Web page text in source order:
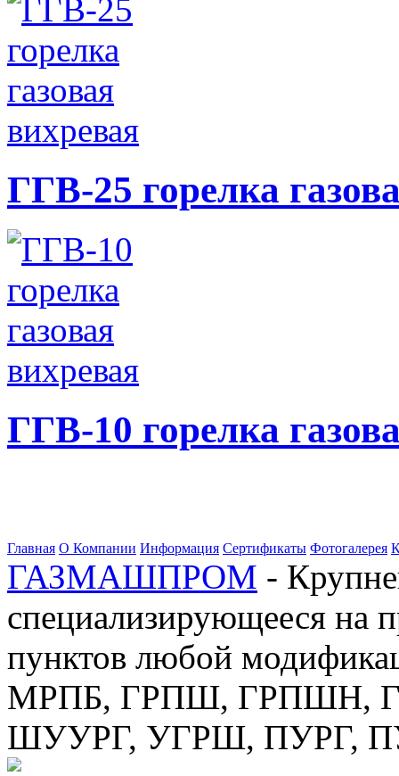
ГГВ-25 горелка
ГГВ-10 горелка
Главная О Компании Информация Сертификаты Фотогалерея
ГАЗМАШПРОМ -
специализирующееся на
пунктов любой
МРПБ, ГРПШ, ГРПШН,
ШУУРГ, УГРШ, ПУРГ,